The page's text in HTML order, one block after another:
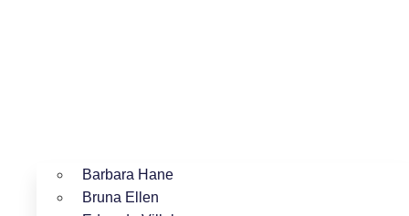
Barbara Hane
Bruna Ellen